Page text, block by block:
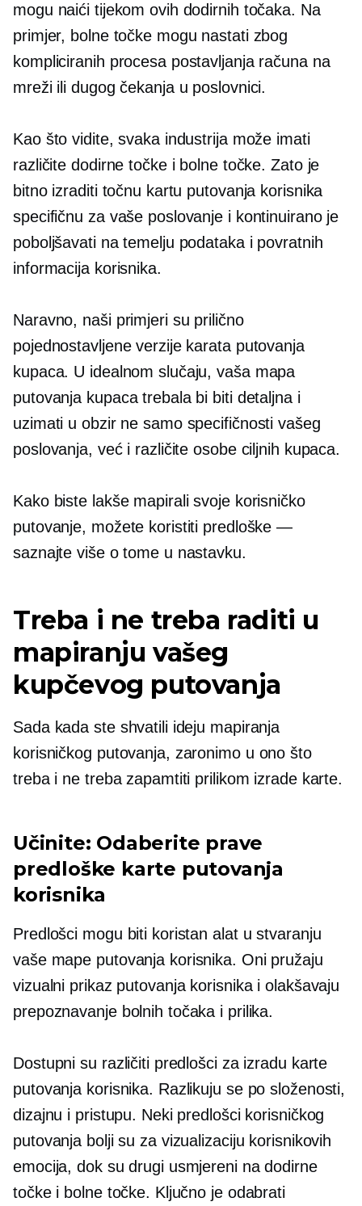
mogu naići tijekom ovih dodirnih točaka. Na
primjer, bolne točke mogu nastati zbog
kompliciranih procesa postavljanja računa na
mreži ili dugog čekanja u poslovnici.
Kao što vidite, svaka industrija može imati
različite dodirne točke i bolne točke. Zato je
bitno izraditi točnu kartu putovanja korisnika
specifičnu za vaše poslovanje i kontinuirano je
poboljšavati na temelju podataka i povratnih
informacija korisnika.
Naravno, naši primjeri su prilično
pojednostavljene verzije karata putovanja
kupaca. U idealnom slučaju, vaša mapa
putovanja kupaca trebala bi biti detaljna i
uzimati u obzir ne samo specifičnosti vašeg
poslovanja, već i različite osobe ciljnih kupaca.
Kako biste lakše mapirali svoje korisničko
putovanje, možete koristiti predloške —
saznajte više o tome u nastavku.
Treba i ne treba raditi u
mapiranju vašeg
kupčevog putovanja
Sada kada ste shvatili ideju mapiranja
korisničkog putovanja, zaronimo u ono što
treba i ne treba zapamtiti prilikom izrade karte.
Učinite: Odaberite prave
predloške karte putovanja
korisnika
Predlošci mogu biti koristan alat u stvaranju
vaše mape putovanja korisnika. Oni pružaju
vizualni prikaz putovanja korisnika i olakšavaju
prepoznavanje bolnih točaka i prilika.
Dostupni su različiti predlošci za izradu karte
putovanja korisnika. Razlikuju se po složenosti,
dizajnu i pristupu. Neki predlošci korisničkog
putovanja bolji su za vizualizaciju korisnikovih
emocija, dok su drugi usmjereni na dodirne
točke i bolne točke. Ključno je odabrati